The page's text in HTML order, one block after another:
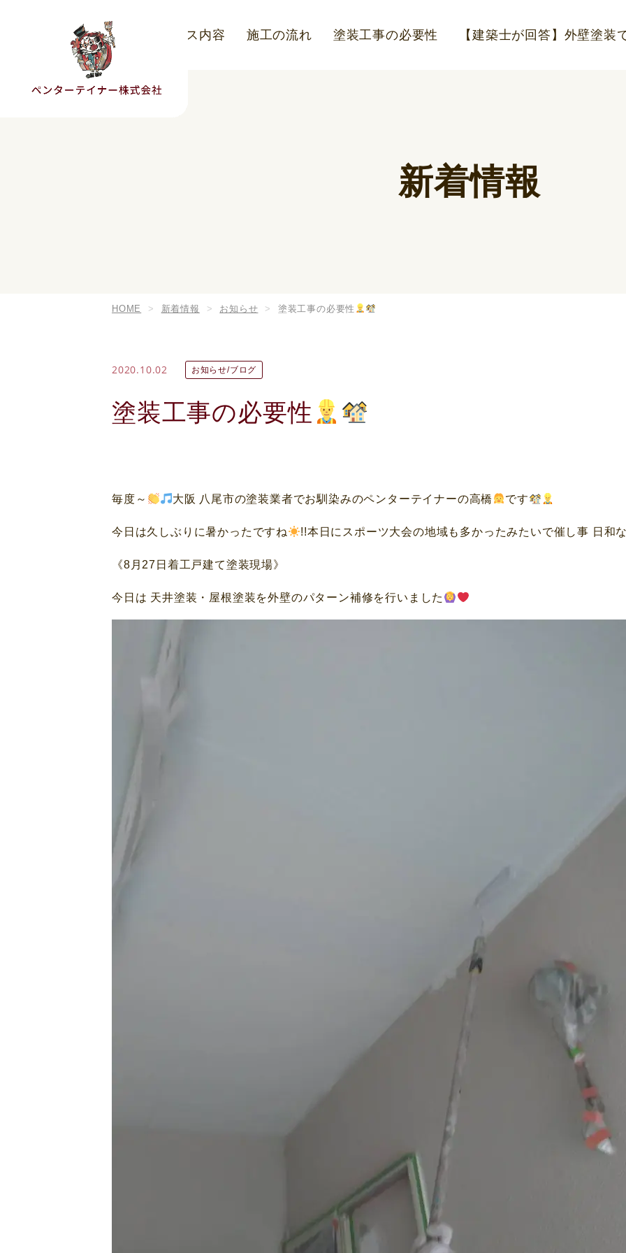
こだわり サービス内容 施工の流れ 塗装工事の必要性 【建築士が回答】外壁塗
新着情報
HOME 新着情報 お知らせ 塗装工事の必要性
2020.10.02 お知らせ/ブログ
塗装工事の必要性
毎度～ 大阪 八尾市の塗装業者でお馴染みのペンターテイナーの高橋 です
今日は久しぶりに暑かったですね !!本日にスポーツ大会の地域も多かったみたいで催し事 日和
《8月27日着工戸建て塗装現場》
今日は 天井塗装・屋根塗装を外壁のパターン補修を行いました